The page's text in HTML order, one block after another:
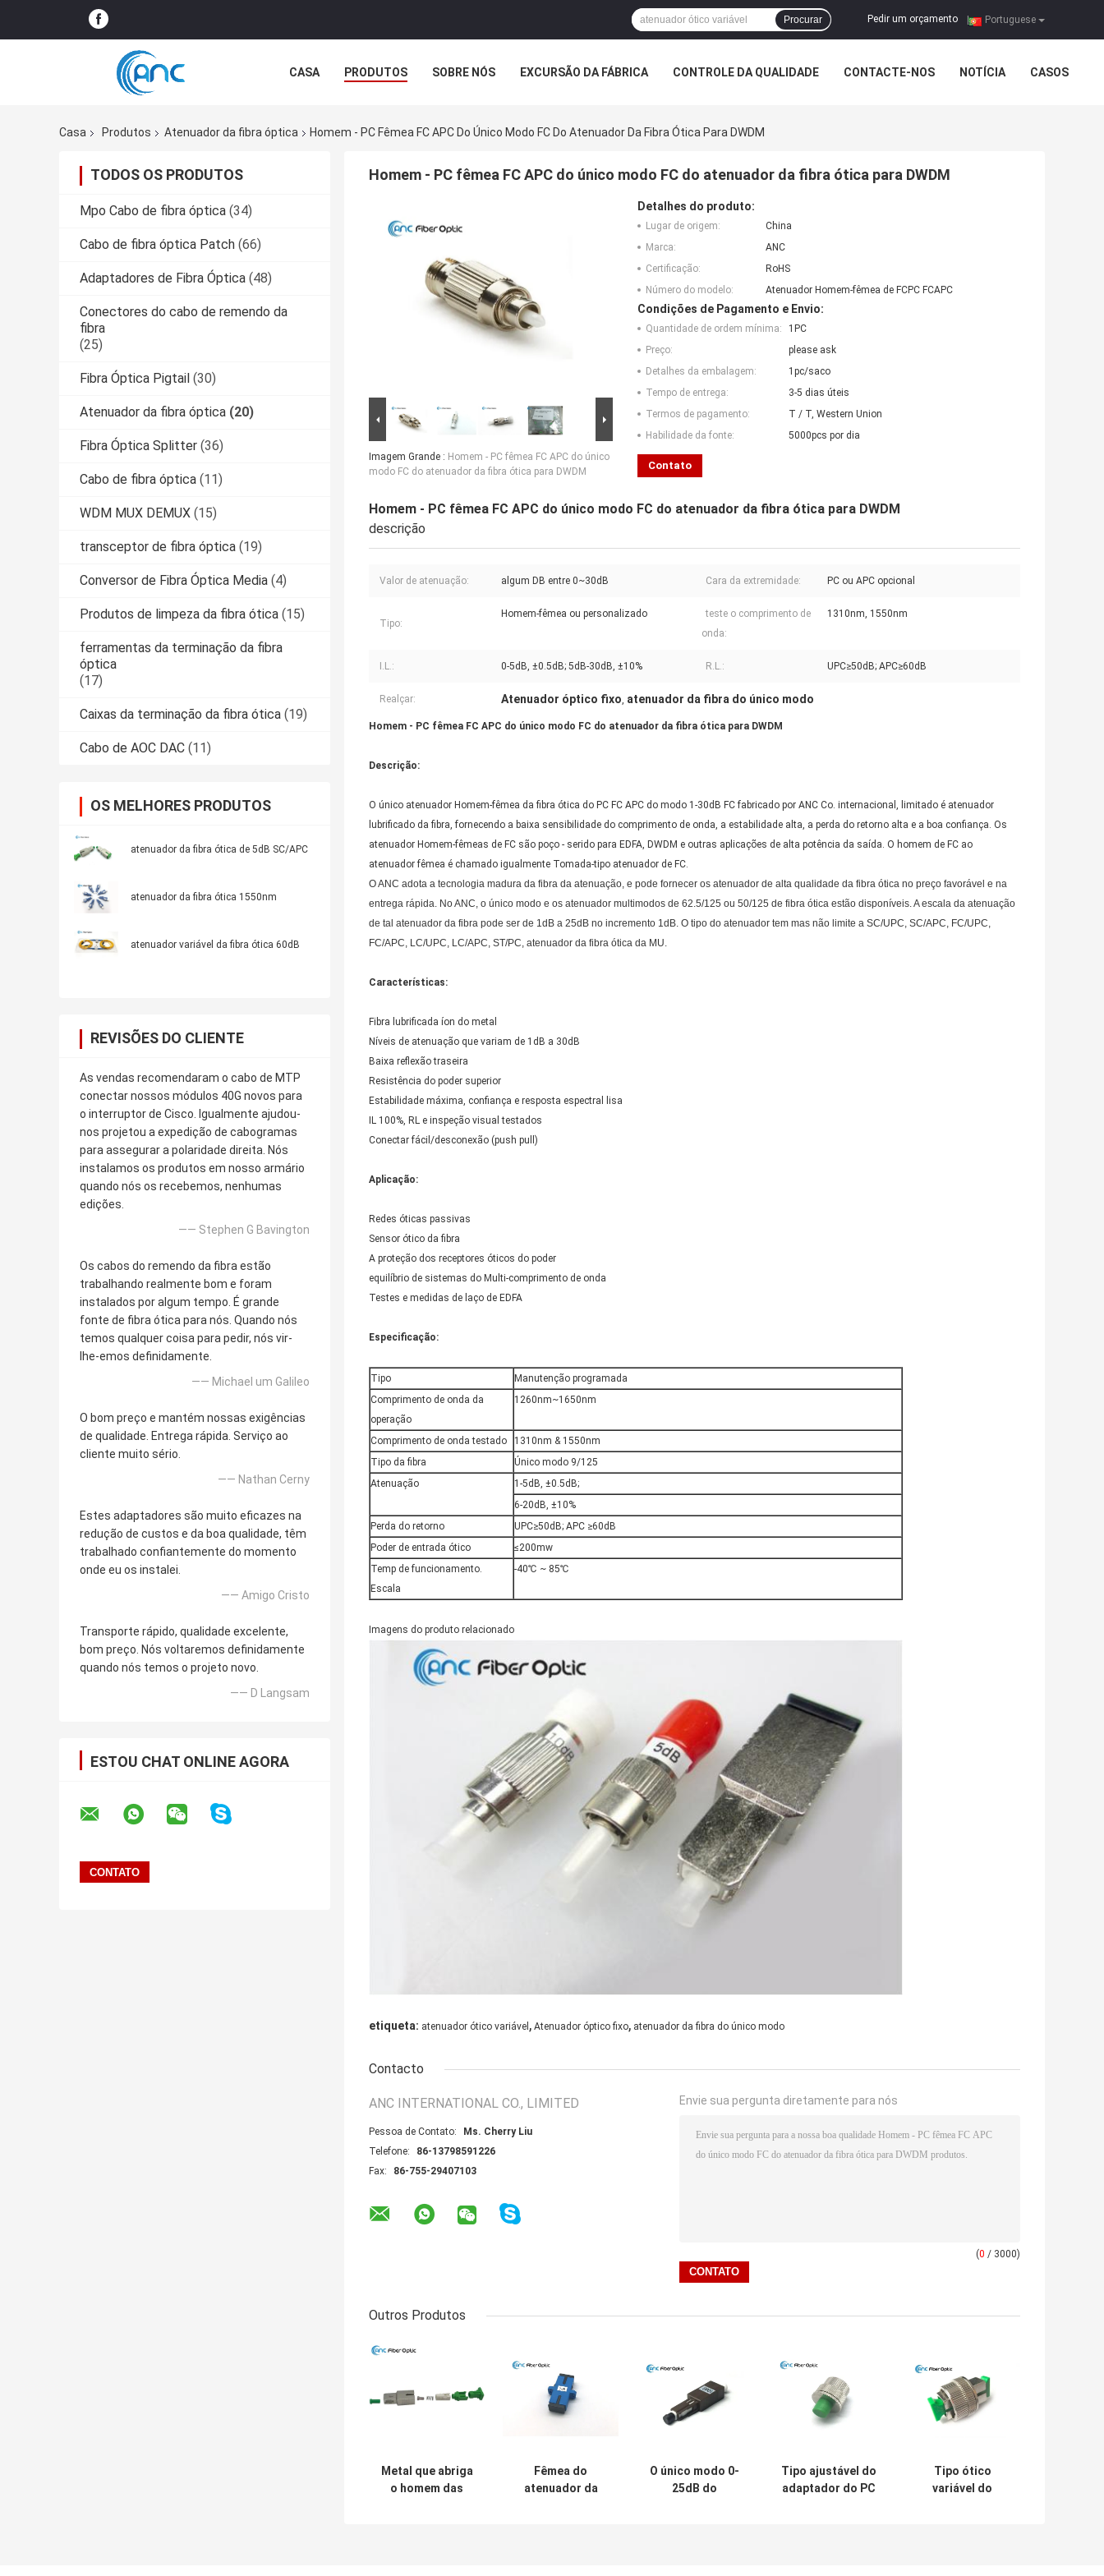
Portuguese
Pedir um orçamento |
Procurar
CASA PRODUTOS SOBRE NÓS EXCURSÃO DA FÁBRICA CONTROLE DA QUALIDADE CONTACTE-NOS NOTÍCIA CASOS
Casa
Produtos Atenuador da fibra óptica Homem - PC Fêmea FC APC Do Único Modo FC Do Atenuador Da Fibra Ótica Para DWDM
TODOS OS PRODUTOS
Mpo Cabo de fibra óptica (34)
Cabo de fibra óptica Patch (66)
Adaptadores de Fibra Óptica (48)
Conectores do cabo de remendo da
fibra
(25)
Fibra Óptica Pigtail (30)
Atenuador da fibra óptica (20)
Fibra Óptica Splitter (36)
Cabo de fibra óptica (11)
WDM MUX DEMUX (15)
transceptor de fibra óptica (19)
Conversor de Fibra Óptica Media (4)
Produtos de limpeza da fibra ótica (15)
ferramentas da terminação da fibra
óptica
(17)
Caixas da terminação da fibra ótica (19)
Cabo de AOC DAC (11)
OS MELHORES PRODUTOS
atenuador da fibra ótica de 5dB SC/APC
atenuador da fibra ótica 1550nm
atenuador variável da fibra ótica 60dB
REVISÕES DO CLIENTE
As vendas recomendaram o cabo de MTP
conectar nossos módulos 40G novos para
o interruptor de Cisco. Igualmente ajudou-
nos projetou a expedição de cabogramas
para assegurar a polaridade direita. Nós
instalamos os produtos em nosso armário
quando nós os recebemos, nenhumas
edições.
—— Stephen G Bavington
Os cabos do remendo da fibra estão
trabalhando realmente bom e foram
instalados por algum tempo. É grande
fonte de fibra ótica para nós. Quando nós
temos qualquer coisa para pedir, nós vir-
lhe-emos definidamente.
—— Michael um Galileo
O bom preço e mantém nossas exigências
de qualidade. Entrega rápida. Serviço ao
cliente muito sério.
—— Nathan Cerny
Estes adaptadores são muito eficazes na
redução de custos e da boa qualidade, têm
trabalhado confiantemente do momento
onde eu os instalei.
—— Amigo Cristo
Transporte rápido, qualidade excelente,
bom preço. Nós voltaremos definidamente
quando nós temos o projeto novo.
—— D Langsam
ESTOU CHAT ONLINE AGORA
Homem - PC fêmea FC APC do único modo FC do atenuador da fibra ótica para DWDM
Imagem Grande : Homem - PC fêmea FC APC do único
modo FC do atenuador da fibra ótica para DWDM
Detalhes do produto:
Lugar de origem:
China
Marca:
ANC
Certificação:
RoHS
Número do modelo:
Atenuador Homem-fêmea de FCPC FCAPC
Condições de Pagamento e Envio:
Quantidade de ordem mínima:
1PC
Preço:
please ask
Detalhes da embalagem:
1pc/saco
Tempo de entrega:
3-5 dias úteis
Termos de pagamento:
T / T, Western Union
Habilidade da fonte:
5000pcs por dia
Contato
Homem - PC fêmea FC APC do único modo FC do atenuador da fibra ótica para DWDM
descrição
Valor de atenuação: algum DB entre 0~30dB Cara da extremidade: PC ou APC opcional
Tipo:
Homem-fêmea ou personalizado
teste o comprimento de
onda:
1310nm, 1550nm
I.L.: 0-5dB, ±0.5dB; 5dB-30dB, ±10% R.L.: UPC≥50dB; APC≥60dB
Realçar: Atenuador óptico fixo, atenuador da fibra do único modo
Homem - PC fêmea FC APC do único modo FC do atenuador da fibra ótica para DWDM
Descrição:
O único atenuador Homem-fêmea da fibra ótica do PC FC APC do modo 1-30dB FC fabricado por ANC Co. internacional, limitado é atenuador
lubrificado da fibra, fornecendo a baixa sensibilidade do comprimento de onda, a estabilidade alta, a perda do retorno alta e a boa confiança. Os
atenuador Homem-fêmeas de FC são poço - serido para EDFA, DWDM e outras aplicações de alta potência da saída. O homem de FC ao
atenuador fêmea é chamado igualmente Tomada-tipo atenuador de FC.
O ANC adota a tecnologia madura da fibra da atenuação, e pode fornecer os atenuador de alta qualidade da fibra ótica no preço favorável e na
entrega rápida. No ANC, o único modo e os atenuador multimodos de 62.5/125 ou 50/125 de fibra ótica estão disponíveis. A escala da atenuação
de tal atenuador da fibra pode ser de 1dB a 25dB no incremento 1dB. O tipo do atenuador tem mas não limite a SC/UPC, SC/APC, FC/UPC,
FC/APC, LC/UPC, LC/APC, ST/PC, atenuador da fibra ótica da MU.
Características:
Fibra lubrificada íon do metal
Níveis de atenuação que variam de 1dB a 30dB
Baixa reflexão traseira
Resistência do poder superior
Estabilidade máxima, confiança e resposta espectral lisa
IL 100%, RL e inspeção visual testados
Conectar fácil/desconexão (push pull)
Aplicação:
Redes óticas passivas
Sensor ótico da fibra
A proteção dos receptores óticos do poder
equilíbrio de sistemas do Multi-comprimento de onda
Testes e medidas de laço de EDFA
Especificação:
Tipo
Manutenção programada
Comprimento de onda da
operação
1260nm~1650nm
Comprimento de onda testado
1310nm & 1550nm
Tipo da fibra
Único modo 9/125
Atenuação
1-5dB, ±0.5dB;
6-20dB, ±10%
Perda do retorno
UPC≥50dB; APC ≥60dB
Poder de entrada ótico
≤200mw
Temp de funcionamento.
Escala
-40℃ ~ 85℃
Imagens do produto relacionado
etiqueta: atenuador ótico variável , Atenuador óptico fixo, atenuador da fibra do único modo
Contacto
ANC INTERNATIONAL CO., LIMITED
Pessoa de Contato:
Ms. Cherry Liu
Telefone:
86-13798591226
Fax:
86-755-29407103
Envie sua pergunta diretamente para nós
(0 / 3000)
Outros Produtos
Metal que abriga
o homem das
Fêmea do
atenuador da
O único modo 0-
25dB do
Tipo ajustável do
adaptador do PC
Tipo ótico
variável do